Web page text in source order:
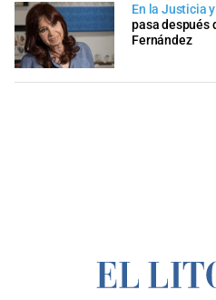
En la Justicia
pasa después
Fernández